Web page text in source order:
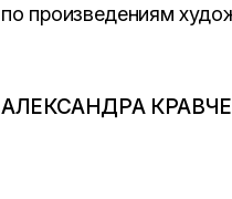
по произведениям
АЛЕКСАНДРА